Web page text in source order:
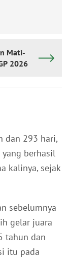
Mati-
2026
dan 293 hari,
berhasil
kalinya, sejak
sebelumnya
gelar juara
tahun dan
itu pada